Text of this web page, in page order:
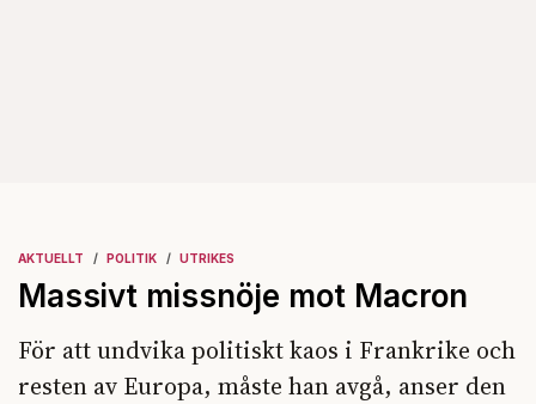
AKTUELLT POLITIK UTRIKES
Massivt missnöje mot Macron
För att undvika politiskt kaos i Frankrike och
resten av Europa, måste han avgå, anser den